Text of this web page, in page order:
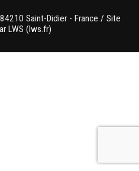
Saint-Didier - France / Site
LWS (lws.fr)